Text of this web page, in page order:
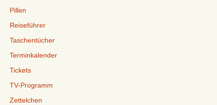
Pillen
Reiseführer
Taschentücher
Terminkalender
Tickets
TV-Programm
Zettelchen